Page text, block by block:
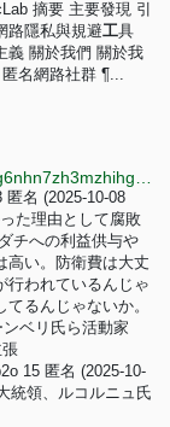
摘要 主要發現 引
路隱私與規避工具
義 關於我們 關於我
名網路社群 ¶...
名 (2025-10-08
た理由として腐敗
チへの利益供与や
高い。防衛費は大丈
行われているんじゃ
るんじゃないか。
ベリ氏ら活動家
15 匿名 (2025-10-
統領、ルコルニュ氏